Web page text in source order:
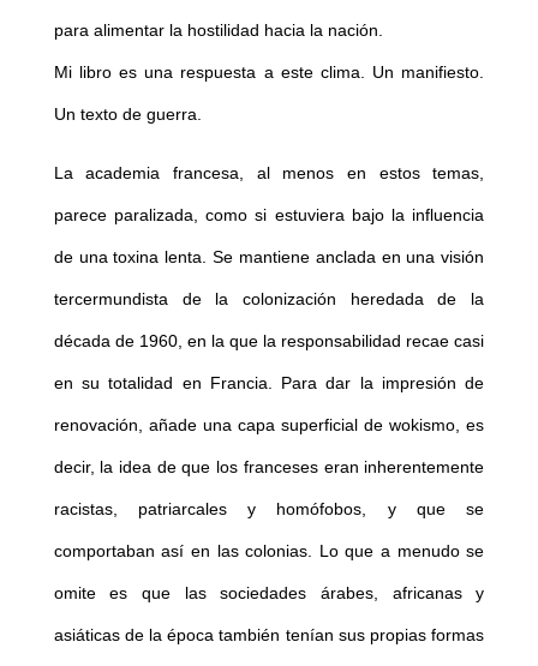
para alimentar la hostilidad hacia la nación.
Mi libro es una respuesta a este clima. Un manifiesto.
Un texto de guerra.
La academia francesa, al menos en estos temas,
parece paralizada, como si estuviera bajo la influencia
de una toxina lenta. Se mantiene anclada en una visión
tercermundista de la colonización heredada de la
década de 1960, en la que la responsabilidad recae casi
en su totalidad en Francia. Para dar la impresión de
renovación, añade una capa superficial de wokismo, es
decir, la idea de que los franceses eran inherentemente
racistas, patriarcales y homófobos, y que se
comportaban así en las colonias. Lo que a menudo se
omite es que las sociedades árabes, africanas y
asiáticas de la época también tenían sus propias formas